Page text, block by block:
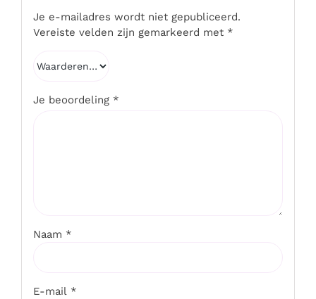
Je e-mailadres wordt niet gepubliceerd.
Vereiste velden zijn gemarkeerd met *
Je beoordeling *
Naam *
E-mail *